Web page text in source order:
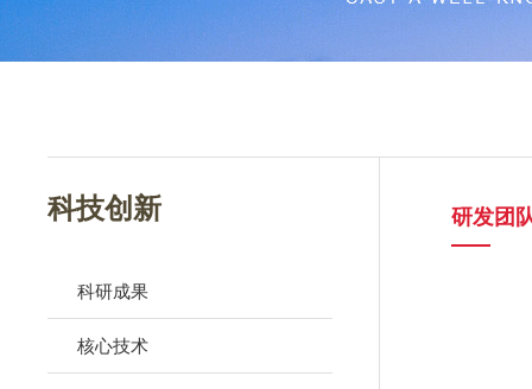
科技创新
科研成果
核心技术
研发团